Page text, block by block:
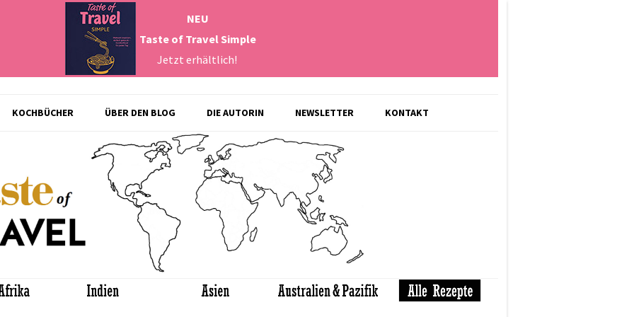
NEU
Taste of Travel Simple
Jetzt erhältlich!
springen
KOCHBÜCHER ÜBER DEN BLOG DIE AUTORIN NEWSLETTER KONTAKT